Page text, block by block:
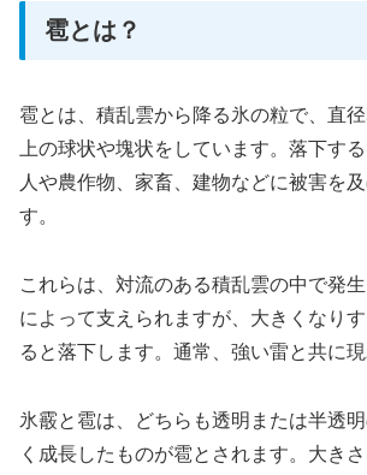
雹とは？
雹とは、積乱雲から降る氷の粒で、直
上の球状や塊状をしています。落下す
人や農作物、家畜、建物などに被害を
す。
これらは、対流のある積乱雲の中で発
によって支えられますが、大きくなり
ると落下します。通常、強い雷と共に現
氷霰と雹は、どちらも透明または半透
く成長したものが雹とされます。大き